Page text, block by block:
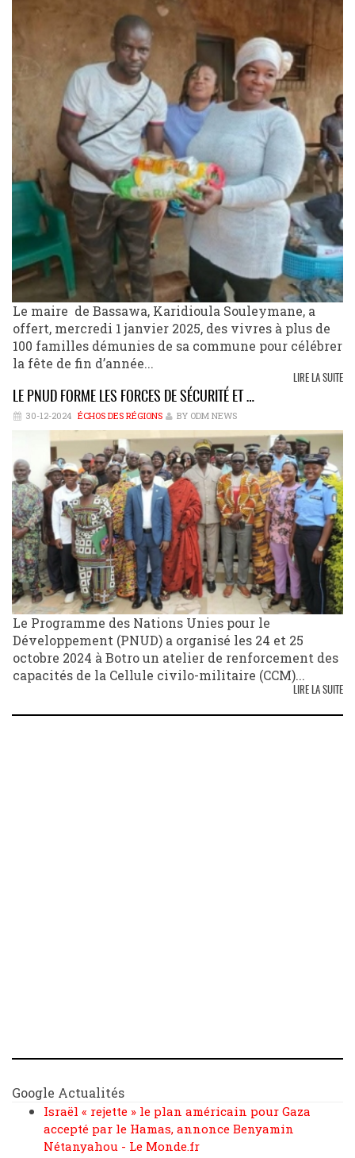
Le maire de Bassawa, Karidioula Souleymane, a
offert, mercredi 1 janvier 2025, des vivres à plus de
100 familles démunies de sa commune pour célébrer
la fête de fin d’année...
LIRE LA SUITE
LE PNUD FORME LES FORCES DE SÉCURITÉ ET …
30-12-2024 ÉCHOS DES RÉGIONS BY ODM NEWS
Le Programme des Nations Unies pour le
Développement (PNUD) a organisé les 24 et 25
octobre 2024 à Botro un atelier de renforcement des
capacités de la Cellule civilo-militaire (CCM)...
LIRE LA SUITE
Google Actualités
Israël « rejette » le plan américain pour Gaza
accepté par le Hamas, annonce Benyamin
Nétanyahou - Le Monde.fr